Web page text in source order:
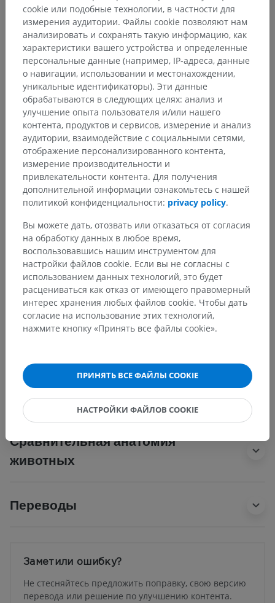
Анатомическая иерархия
Анатомия человека 2
Нервная система>
Центральная нервная система> Спинной мозг
Substantia alba medullae spinalis>
Fasciculus anterolateralis > Спинооливный путь
Основные структуры:Нет анатомических терминов,
относящихся к этой части тела
Нейроанатомия человека
Сравнительная анатомия
животных
Переводы
Заметили ошибку?
Не стесняйтесь предложить поправку, свою версию
перевода или решение по улучшению контента.
cookie или подобные технологии, в частности для
измерения аудитории. Файлы cookie позволяют нам
анализировать и сохранять такую информацию, как
характеристики вашего устройства и определенные
персональные данные (например, IP-адреса, данные
о навигации, использовании и местонахождении,
уникальные идентификаторы). Эти данные
обрабатываются в следующих целях: анализ и
улучшение опыта пользователя и/или нашего
контента, продуктов и сервисов, измерение и анализ
аудитории, взаимодействие с социальными сетями,
отображение персонализированного контента,
измерение производительности и
привлекательности контента. Для получения
дополнительной информации ознакомьтесь с нашей
политикой конфиденциальности: privacy policy.
Вы можете дать, отозвать или отказаться от согласия
на обработку данных в любое время,
воспользовавшись нашим инструментом для
настройки файлов cookie. Если вы не согласны с
использованием данных технологий, это будет
расцениваться как отказ от имеющего правомерный
интерес хранения любых файлов cookie. Чтобы дать
согласие на использование этих технологий,
нажмите кнопку «Принять все файлы cookie».
ПРИНЯТЬ ВСЕ ФАЙЛЫ COOKIE
НАСТРОЙКИ ФАЙЛОВ COOKIE